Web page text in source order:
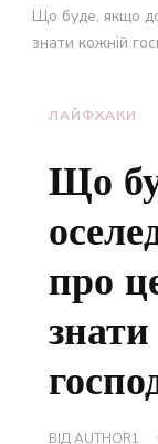
Що буде, якщо
знати кожній
ЛАЙФХАКИ
Що
про
ВІДAUTHOR1